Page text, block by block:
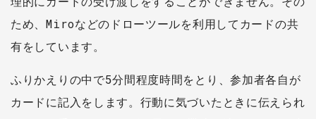
ため、Miroなどのドローツールを利用してカードの共
有をしています。
ふりかえりの中で5分間程度時間をとり、参加者各自が
カードに記入をします。行動に気づいたときに伝えられ